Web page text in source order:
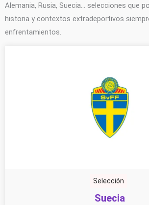
Alemania, Rusia, Suecia… selecciones que
historia y contextos extradeportivos
enfrentamientos.
Selección
Suecia